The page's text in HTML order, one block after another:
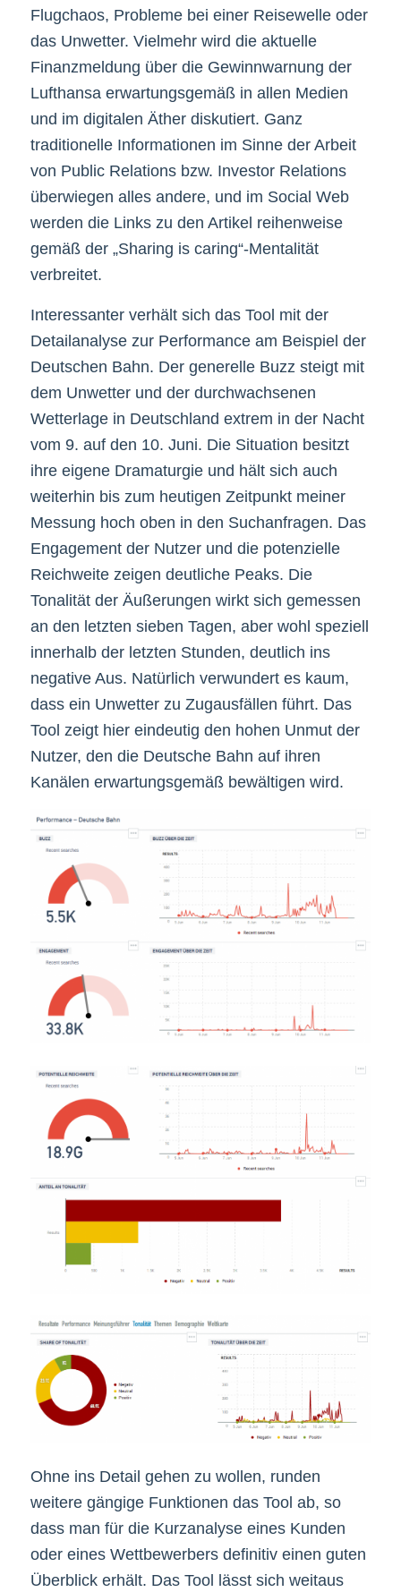
Flugchaos, Probleme bei einer Reisewelle oder
das Unwetter. Vielmehr wird die aktuelle
Finanzmeldung über die Gewinnwarnung der
Lufthansa erwartungsgemäß in allen Medien
und im digitalen Äther diskutiert. Ganz
traditionelle Informationen im Sinne der Arbeit
von Public Relations bzw. Investor Relations
überwiegen alles andere, und im Social Web
werden die Links zu den Artikel reihenweise
gemäß der „Sharing is caring“-Mentalität
verbreitet.
Interessanter verhält sich das Tool mit der
Detailanalyse zur Performance am Beispiel der
Deutschen Bahn. Der generelle Buzz steigt mit
dem Unwetter und der durchwachsenen
Wetterlage in Deutschland extrem in der Nacht
vom 9. auf den 10. Juni. Die Situation besitzt
ihre eigene Dramaturgie und hält sich auch
weiterhin bis zum heutigen Zeitpunkt meiner
Messung hoch oben in den Suchanfragen. Das
Engagement der Nutzer und die potenzielle
Reichweite zeigen deutliche Peaks. Die
Tonalität der Äußerungen wirkt sich gemessen
an den letzten sieben Tagen, aber wohl speziell
innerhalb der letzten Stunden, deutlich ins
negative Aus. Natürlich verwundert es kaum,
dass ein Unwetter zu Zugausfällen führt. Das
Tool zeigt hier eindeutig den hohen Unmut der
Nutzer, den die Deutsche Bahn auf ihren
Kanälen erwartungsgemäß bewältigen wird.
Ohne ins Detail gehen zu wollen, runden
weitere gängige Funktionen das Tool ab, so
dass man für die Kurzanalyse eines Kunden
oder eines Wettbewerbers definitiv einen guten
Überblick erhält. Das Tool lässt sich weitaus